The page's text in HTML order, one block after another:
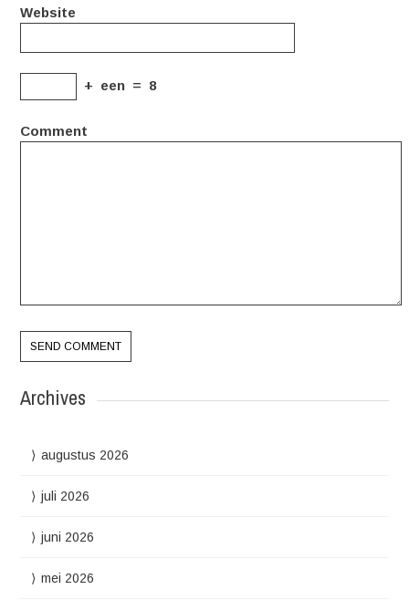
Website
+ een = 8
Comment
Archives
augustus 2026
juli 2026
juni 2026
mei 2026